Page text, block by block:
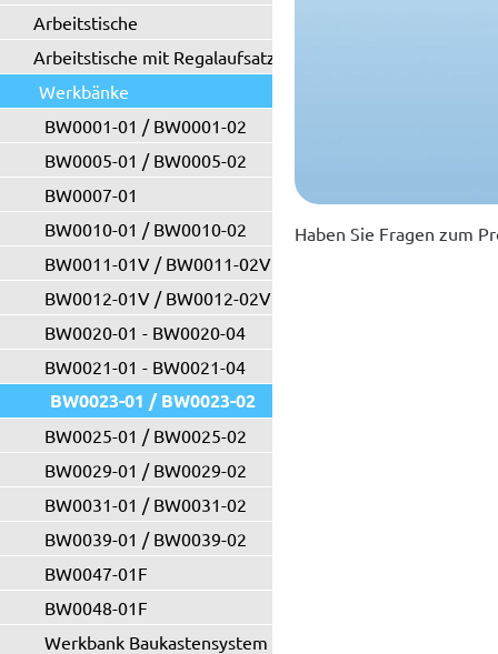
Arbeitstische
Arbeitstische mit Regalaufsatz
Werkbänke
BW0001-01 / BW0001-02
BW0005-01 / BW0005-02
BW0007-01
BW0010-01 / BW0010-02
BW0011-01V / BW0011-02V
BW0012-01V / BW0012-02V
BW0020-01 - BW0020-04
BW0021-01 - BW0021-04
BW0023-01 / BW0023-02
BW0025-01 / BW0025-02
BW0029-01 / BW0029-02
BW0031-01 / BW0031-02
BW0039-01 / BW0039-02
BW0047-01F
BW0048-01F
Werkbank Baukastensystem
Haben Sie Fragen zum